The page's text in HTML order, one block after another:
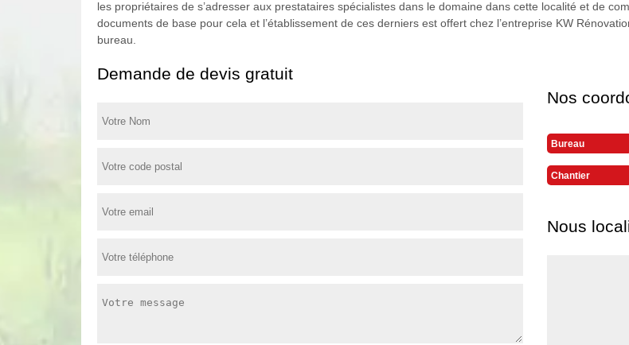
les propriétaires de s’adresser aux prestataires spécialistes dans le domaine dans cette localité et de
documents de base pour cela et l’établissement de ces derniers est offert chez l’entreprise KW
bureau.
Demande de devis gratuit
Nos
Bureau
Chantier
Nous